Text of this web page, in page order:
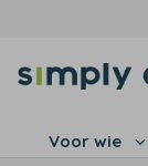
Voor wie